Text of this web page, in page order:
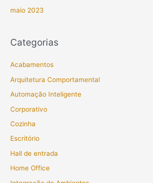
maio 2023
Categorias
Acabamentos
Arquitetura Comportamental
Automação Inteligente
Corporativo
Cozinha
Escritório
Hall de entrada
Home Office